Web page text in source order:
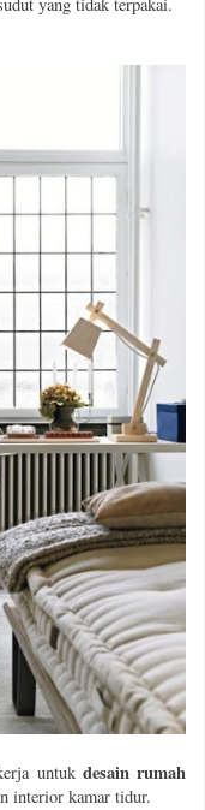
untuk desain rumah
interior kamar tidur.